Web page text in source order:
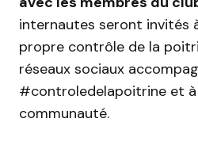
internautes seront invités
propre contrôle de la
réseaux sociaux
#controledelapoitrine et à
communauté.